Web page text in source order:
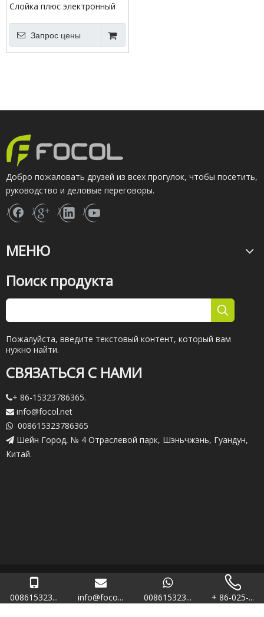
Слойка плюс электронный
Puffs XtraЗапрос цены
Добро пожаловать друзей из всех прогулок, чтобы посетить,
руководство и деловые переговоры.
МЕНЮ
Поиск продукта
Пожалуйста, введите текстовый контент, который вам
нужно найти.
008615323... info@foco... 008615323... + 86-025-...
СВЯЗАТЬСЯ С НАМИ
+ 86-15323786365.
 info@focol.net
 008615323786365
 Шейн Город, № 4 Отраслевой парк, Шэньчжэнь, Гуандун,
Китай.
Copryright.
2021 Шэньчжэнь РБ (Фокал) Технологии Co., Ltd.